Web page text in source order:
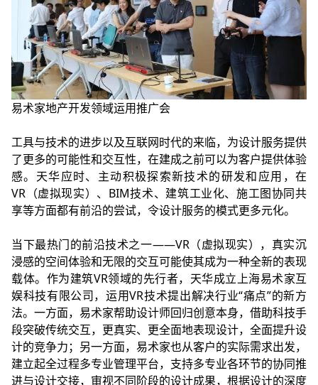
易术家地产开发领域运用推广会
工具与技术的进步以及互联网时代的来临，为设计服务提供
了更多的可能性和交互性，在建成之前可以为客户提供体验
感。天华应时、主动积极探索新技术的研发和应用，在
VR（虚拟现实）、BIM技术、建筑工业化、施工图协同共
享等方面都有前沿的尝试，令设计服务的模式更多元化。
当下最热门的前沿技术之一——VR（虚拟现实），真实沉
浸感的空间体验和无限的交互可能使其成为一种全新的表现
载体。作为建筑VR领域的先行者，天华成立上海易术家互
娱科技有限公司，运用VR技术提出解决行业“痛点”的新方
法。一方面，易术家帮助设计师回归创意本身，借助科技手
段突破传统交互，更真实、更全面地表现设计，全面提升设
计的竞争力；另一方面，易术家也从客户的实际需求出发，
建立起全过程多专业管理平台，支持多专业各环节的协同推
进与设计交接，审视不同阶段的设计成果，根据设计的深度